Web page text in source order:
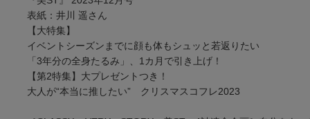
表紙：井川 遥さん
【大特集】
イベントシーズンまでに顔も体もシュッと若返りたい
「3年分の全身たるみ」、1カ月で引き上げ！
【第2特集】大プレゼントつき！
大人が“本当に推したい” クリスマスコフレ2023